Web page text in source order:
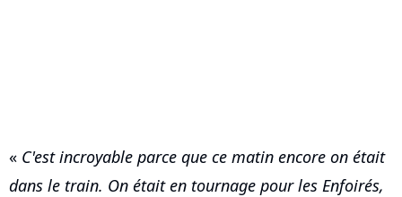
« C'est incroyable parce que ce matin encore on était
dans le train. On était en tournage pour les Enfoirés,